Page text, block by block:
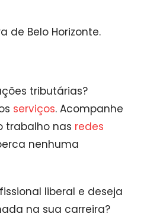
de Belo Horizonte.
tributárias?
serviços. Acompanhe
trabalho nas redes
nenhuma
liberal e deseja
na sua carreira?